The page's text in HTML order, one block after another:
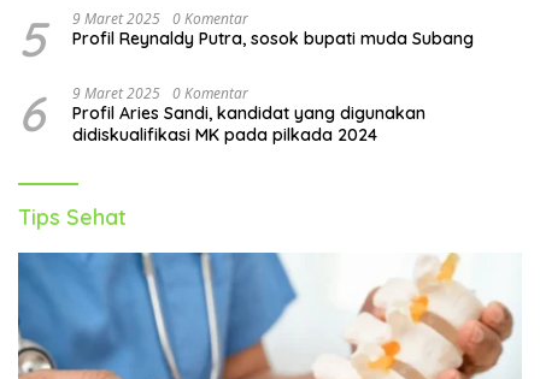
5 9 Maret 2025 0 Komentar
Profil Reynaldy Putra, sosok bupati muda Subang
6 9 Maret 2025 0 Komentar
Profil Aries Sandi, kandidat yang digunakan
didiskualifikasi MK pada pilkada 2024
Tips Sehat